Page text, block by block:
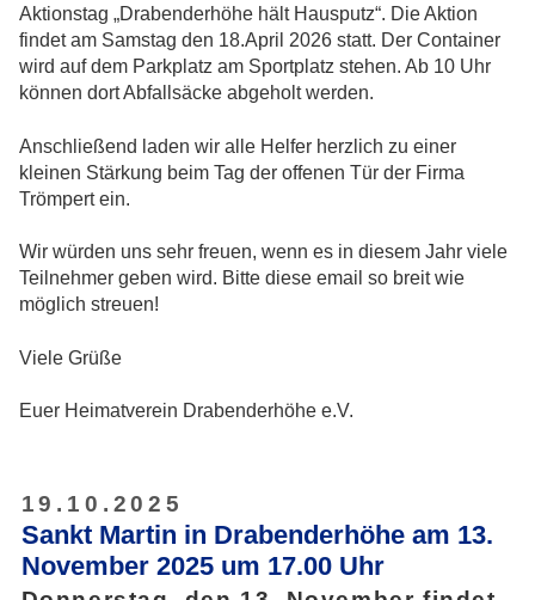
Aktionstag „Drabenderhöhe hält Hausputz“. Die Aktion
findet am Samstag den 18.April 2026 statt. Der Container
wird auf dem Parkplatz am Sportplatz stehen. Ab 10 Uhr
können dort Abfallsäcke abgeholt werden.
Anschließend laden wir alle Helfer herzlich zu einer
kleinen Stärkung beim Tag der offenen Tür der Firma
Trömpert ein.
Wir würden uns sehr freuen, wenn es in diesem Jahr viele
Teilnehmer geben wird. Bitte diese email so breit wie
möglich streuen!
Viele Grüße
Euer Heimatverein Drabenderhöhe e.V.
19.10.2025
Sankt Martin in Drabenderhöhe am 13.
November 2025 um 17.00 Uhr